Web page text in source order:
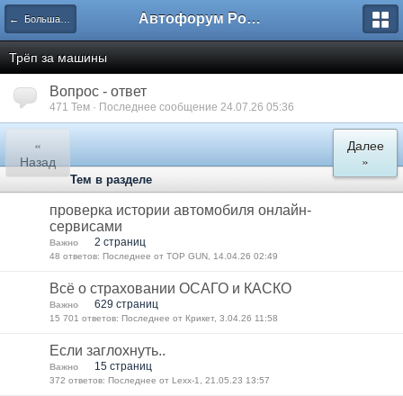
← Большая флудерская Автофорум Ростова-на-Дону
Трёп за машины
Вопрос - ответ
471 Тем · Последнее сообщение 24.07.26 05:36
«
Назад
Далее
»
Тем в разделе
проверка истории автомобиля онлайн-
сервисами
Важно 2 страниц
48 ответов: Последнее от TOP GUN, 14.04.26 02:49
Всё о страховании ОСАГО и КАСКО
Важно 629 страниц
15 701 ответов: Последнее от Крикет, 3.04.26 11:58
Если заглохнуть..
Важно 15 страниц
372 ответов: Последнее от Lexx-1, 21.05.23 13:57